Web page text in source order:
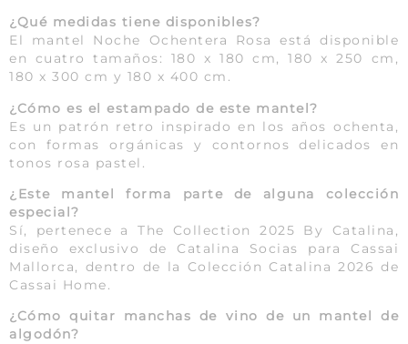
¿Qué medidas tiene disponibles?
El mantel Noche Ochentera Rosa está disponible
en cuatro tamaños: 180 x 180 cm, 180 x 250 cm,
180 x 300 cm y 180 x 400 cm.
¿Cómo es el estampado de este mantel?
Es un patrón retro inspirado en los años ochenta,
con formas orgánicas y contornos delicados en
tonos rosa pastel.
¿Este mantel forma parte de alguna colección
especial?
Sí, pertenece a The Collection 2025 By Catalina,
diseño exclusivo de Catalina Socias para Cassai
Mallorca, dentro de la Colección Catalina 2026 de
Cassai Home.
¿Cómo quitar manchas de vino de un mantel de
algodón?